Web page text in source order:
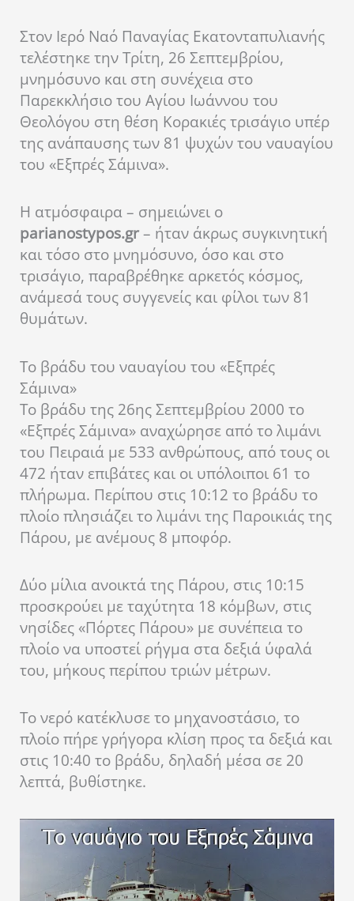
Στον Ιερό Ναό Παναγίας Εκατονταπυλιανής
τελέστηκε την Τρίτη, 26 Σεπτεμβρίου,
μνημόσυνο και στη συνέχεια στο
Παρεκκλήσιο του Αγίου Ιωάννου του
Θεολόγου στη θέση Κορακιές τρισάγιο υπέρ
της ανάπαυσης των 81 ψυχών του ναυαγίου
του «Εξπρές Σάμινα».
Η ατμόσφαιρα – σημειώνει ο
parianostypos.gr– ήταν άκρως συγκινητική
και τόσο στο μνημόσυνο, όσο και στο
τρισάγιο, παραβρέθηκε αρκετός κόσμος,
ανάμεσά τους συγγενείς και φίλοι των 81
θυμάτων.
Το βράδυ του ναυαγίου του «Εξπρές
Σάμινα»
Το βράδυ της 26ης Σεπτεμβρίου 2000 το
«Εξπρές Σάμινα» αναχώρησε από το λιμάνι
του Πειραιά με 533 ανθρώπους, από τους οι
472 ήταν επιβάτες και οι υπόλοιποι 61 το
πλήρωμα. Περίπου στις 10:12 το βράδυ το
πλοίο πλησιάζει το λιμάνι της Παροικιάς της
Πάρου, με ανέμους 8 μποφόρ.
Δύο μίλια ανοικτά της Πάρου, στις 10:15
προσκρούει με ταχύτητα 18 κόμβων, στις
νησίδες «Πόρτες Πάρου» με συνέπεια το
πλοίο να υποστεί ρήγμα στα δεξιά ύφαλά
του, μήκους περίπου τριών μέτρων.
To νερό κατέκλυσε το μηχανοστάσιο, το
πλοίο πήρε γρήγορα κλίση προς τα δεξιά και
στις 10:40 το βράδυ, δηλαδή μέσα σε 20
λεπτά, βυθίστηκε.